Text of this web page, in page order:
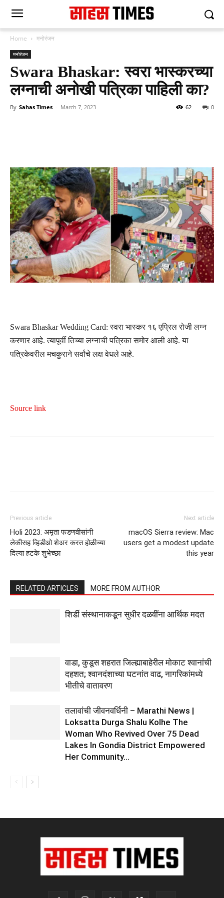
Home मनोरंजन
मनोरंजन
Swara Bhaskar: स्वरा भास्करच्या
लग्नाची अनोखी पत्रिका पाहिली का?
By Sahas Times - March 7, 2023 0
62
Swara Bhaskar Wedding Card: स्वरा भास्कर १६ एप्रिल रोजी लग्न
करणार आहे. त्यापूर्वी तिच्या लग्नाची पत्रिका समोर आली आहे. या
पत्रिकेवरील मचकुराने सर्वांचे लक्ष वेधले आहे.
Source link
Previous article
Holi 2023: अमृता फडणवीसांनी
लेकीसह व्हिडीओ शेअर करत होळीच्या
दिल्या हटके शुभेच्छा
Next article
macOS Sierra review: Mac
users get a modest update
this year
RELATED ARTICLES MORE FROM AUTHOR
शिर्डी संस्थानाकडून सुधीर दळवींना आर्थिक मदत
वाडा, कुडूस शहरात जिल्ह्याबाहेरील मोकाट श्वानांची
दहशत; श्वानदंशाच्या घटनांत वाढ, नागरिकांमध्ये
भीतीचे वातावरण
तलावांची जीवनवर्धिनी – Marathi News |
Loksatta Durga Shalu Kolhe The
Woman Who Revived Over 75 Dead
Lakes In Gondia District Empowered
Her Community...